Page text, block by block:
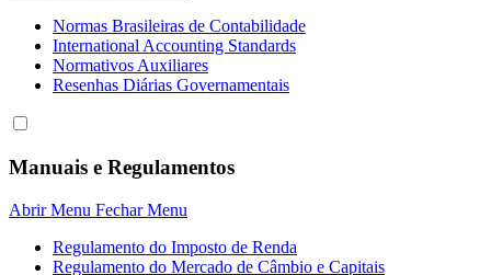
Normas Brasileiras de Contabilidade
International Accounting Standards
Normativos Auxiliares
Resenhas Diárias Governamentais
Manuais e Regulamentos
Abrir Menu Fechar Menu
Regulamento do Imposto de Renda
Regulamento do Mercado de Câmbio e Capitais